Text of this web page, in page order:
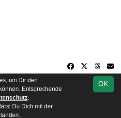
soccero.de
© 2006 - 2026
Impressum Datenschutz
OK
um Dir den
Entsprechende
.
Du Dich mit der